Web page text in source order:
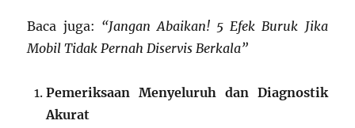
Baca juga: “Jangan Abaikan! 5 Efek Buruk Jika
Mobil Tidak Pernah Diservis Berkala”
Pemeriksaan Menyeluruh dan Diagnostik
Akurat